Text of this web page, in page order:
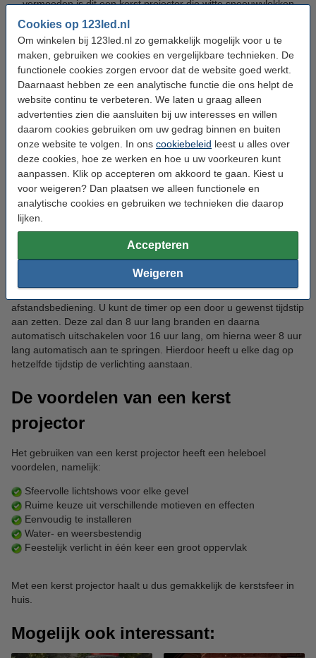
Cookies op 123led.nl
Om winkelen bij 123led.nl zo gemakkelijk mogelijk voor u te
maken, gebruiken we cookies en vergelijkbare technieken. De
functionele cookies zorgen ervoor dat de website goed werkt.
Daarnaast hebben ze een analytische functie die ons helpt de
website continu te verbeteren. We laten u graag alleen
advertenties zien die aansluiten bij uw interesses en willen
daarom cookies gebruiken om uw gedrag binnen en buiten
onze website te volgen. In ons cookiebeleid leest u alles over
deze cookies, hoe ze werken en hoe u uw voorkeuren kunt
aanpassen. Klik op accepteren om akkoord te gaan. Kiest u
voor weigeren? Dan plaatsen we alleen functionele en
analytische cookies en gebruiken we technieken die daarop
lijken.
Accepteren
Weigeren
vermoeden is dit een kerst projector die witte sneeuwvlokken
projecteert. U kunt ook kiezen voor een kerst projector met
sneeuwvlokken en sneeuw.
Kerst projector Let it snow: met deze kerst projector zorgt u
ervoor dat uw huis wordt versierd met witte sneeuwvlokken en
de tekst “Let it snow!”, in het wit.
Kerst projector White stars:deze kerst projector voorziet de
buitenkant van uw huis of een muur met dansende sterren in
een warm witte lichtkleur.
Kerst projector Kerstfiguren:met deze projector voorziet u
een oppervlak met kerstfiguren in een witte lichtkleur. Zo ziet u
onder andere een kerstengel, kerstboom, rendier, cadeau,
sneeuwvlok en sneeuwballen.
Dankzij het ruime aanbod aan feestelijke projecties, zit er
gegarandeerd een kerst projector voor u tussen.
Kerst projector met timerfunctie
timerfunctie. Hierdoor hoeft u niet steeds de stekker in het
afstandsbediening. U kunt de timer op een door u gewenst tijdstip
aan zetten. Deze zal dan 8 uur lang branden en daarna
automatisch uitschakelen voor 16 uur lang, om hierna weer 8 uur
lang automatisch aan te springen. Hierdoor heeft u elke dag op
hetzelfde tijdstip de verlichting aanstaan.
De voordelen van een kerst
projector
Het gebruiken van een kerst projector heeft een heleboel
voordelen, namelijk:
Sfeervolle lichtshows voor elke gevel
Ruime keuze uit verschillende motieven en effecten
Eenvoudig te installeren
Water- en weersbestendig
Feestelijk verlicht in één keer een groot oppervlak
Met een kerst projector haalt u dus gemakkelijk de kerstsfeer in
huis.
Mogelijk ook interessant: